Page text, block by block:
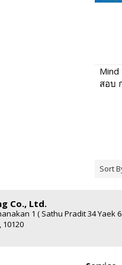
Mind
สอบ
Sort
Co., Ltd.
1 ( Sathu Pradit 34 Yaek
10120